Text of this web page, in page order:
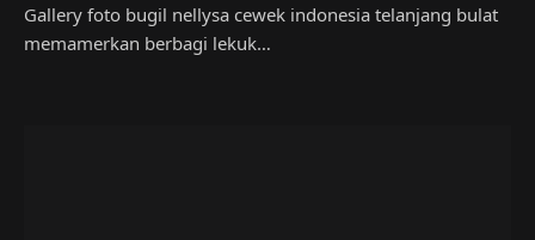
Gallery foto bugil nellysa cewek indonesia telanjang bulat
memamerkan berbagi lekuk…